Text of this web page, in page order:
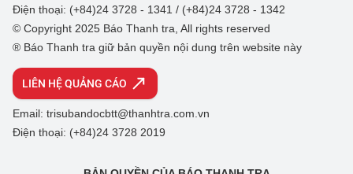
Điện thoại: (+84)24 3728 - 1341 / (+84)24 3728 - 1342
© Copyright 2025 Báo Thanh tra, All rights reserved
® Báo Thanh tra giữ bản quyền nội dung trên website này
LIÊN HỆ QUẢNG CÁO
Email: trisubandocbtt@thanhtra.com.vn
Điện thoại: (+84)24 3728 2019